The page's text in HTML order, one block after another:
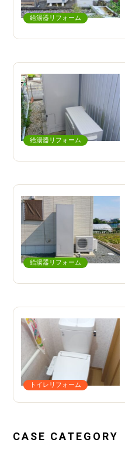
給湯器リフォーム
給湯器リフォーム
給湯器リフォーム
トイレリフォーム
CASE CATEGORY